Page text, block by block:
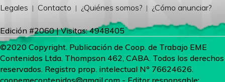
Legales Contacto ¿Quiénes somos? ¿Cómo anunciar?
Edición #2060 | Visitas: 4948405
©2020 Copyright. Publicación de Coop. de Trabajo EME
Contenidos Ltda. Thompson 462, CABA. Todos los derechos
reservados. Registro prop. intelectual Nº 76624626.